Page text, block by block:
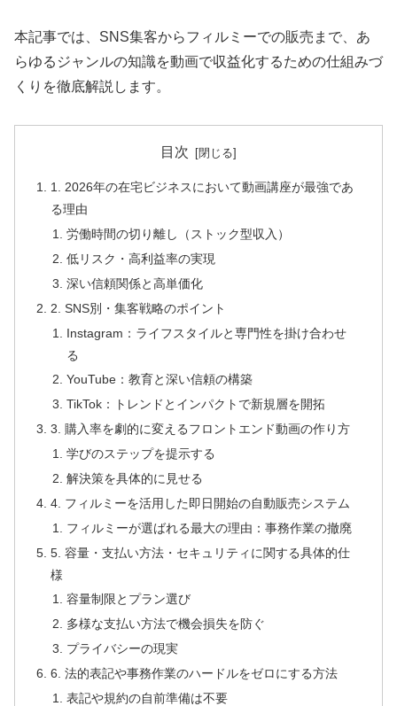
本記事では、SNS集客からフィルミーでの販売まで、あ
らゆるジャンルの知識を動画で収益化するための仕組みづ
くりを徹底解説します。
目次
1. 2026年の在宅ビジネスにおいて動画講座が最強であ
る理由
労働時間の切り離し（ストック型収入）
低リスク・高利益率の実現
深い信頼関係と高単価化
2. SNS別・集客戦略のポイント
Instagram：ライフスタイルと専門性を掛け合わせ
る
YouTube：教育と深い信頼の構築
TikTok：トレンドとインパクトで新規層を開拓
3. 購入率を劇的に変えるフロントエンド動画の作り方
学びのステップを提示する
解決策を具体的に見せる
4. フィルミーを活用した即日開始の自動販売システム
フィルミーが選ばれる最大の理由：事務作業の撤廃
5. 容量・支払い方法・セキュリティに関する具体的仕
様
容量制限とプラン選び
多様な支払い方法で機会損失を防ぐ
プライバシーの現実
6. 法的表記や事務作業のハードルをゼロにする方法
表記や規約の自前準備は不要